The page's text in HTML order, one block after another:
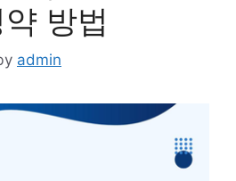
방법
admin